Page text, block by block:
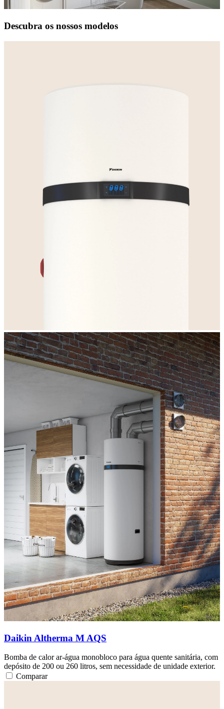
Descubra os nossos modelos
Daikin Altherma M AQS
Bomba de calor ar-água monobloco para água quente sanitária, com
depósito de 200 ou 260 litros, sem necessidade de unidade exterior.
Comparar